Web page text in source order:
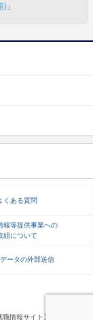
) 」
くある質問
報等提供事業への
組について
ータの外部送信
職情報サイト】